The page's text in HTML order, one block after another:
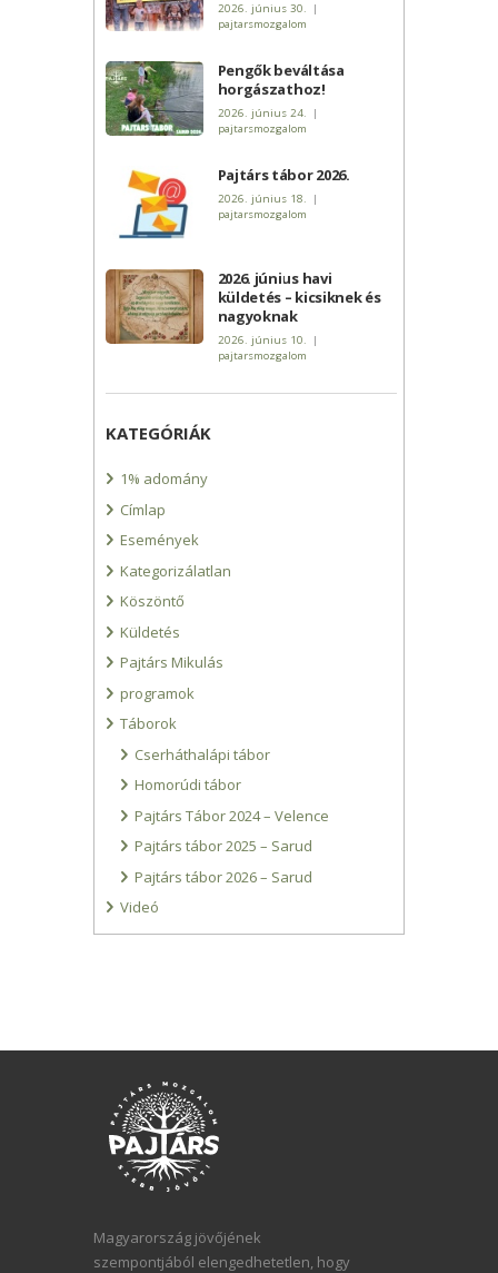
2026. június 30.
|
pajtarsmozgalom
Pengők beváltása
horgászathoz!
2026. június 24.
|
pajtarsmozgalom
Pajtárs tábor 2026.
2026. június 18.
|
pajtarsmozgalom
2026. június havi
küldetés – kicsiknek és
nagyoknak
2026. június 10.
|
pajtarsmozgalom
KATEGÓRIÁK
1% adomány
Címlap
Események
Kategorizálatlan
Köszöntő
Küldetés
Pajtárs Mikulás
programok
Táborok
Cserháthalápi tábor
Homorúdi tábor
Pajtárs Tábor 2024 – Velence
Pajtárs tábor 2025 – Sarud
Pajtárs tábor 2026 – Sarud
Videó
Magyarország jövőjének
szempontjából elengedhetetlen, hogy